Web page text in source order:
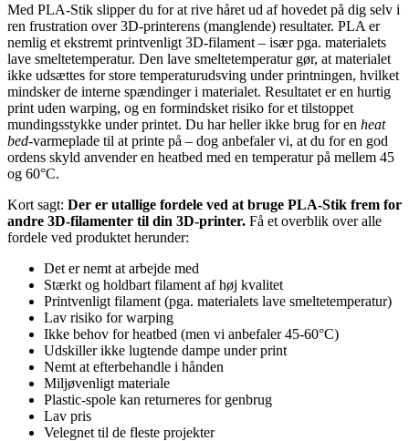
Med PLA-Stik slipper du for at rive håret ud af hovedet på dig selv i
ren frustration over 3D-printerens (manglende) resultater. PLA er
nemlig et ekstremt printvenligt 3D-filament – især pga. materialets
lave smeltetemperatur. Den lave smeltetemperatur gør, at materialet
ikke udsættes for store temperaturudsving under printningen, hvilket
mindsker de interne spændinger i materialet. Resultatet er en hurtig
print uden warping, og en formindsket risiko for et tilstoppet
mundingsstykke under printet. Du har heller ikke brug for en heat
bed-varmeplade til at printe på – dog anbefaler vi, at du for en god
ordens skyld anvender en heatbed med en temperatur på mellem 45
og 60°C.
Kort sagt: Der er utallige fordele ved at bruge PLA-Stik frem for
andre 3D-filamenter til din 3D-printer. Få et overblik over alle
fordele ved produktet herunder:
Det er nemt at arbejde med
Stærkt og holdbart filament af høj kvalitet
Printvenligt filament (pga. materialets lave smeltetemperatur)
Lav risiko for warping
Ikke behov for heatbed (men vi anbefaler 45-60°C)
Udskiller ikke lugtende dampe under print
Nemt at efterbehandle i hånden
Miljøvenligt materiale
Plastic-spole kan returneres for genbrug
Lav pris
Velegnet til de fleste projekter